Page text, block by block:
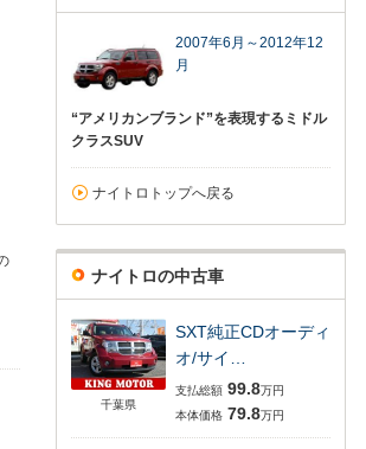
2007年6月～2012年12
月
“アメリカンブランド”を表現するミドル
クラスSUV
ナイトロトップへ戻る
ナイトロの中古車
千葉県
SXT純正CDオーディ
オ/サイ…
支払総額 99.8万円
本体価格 79.8万円